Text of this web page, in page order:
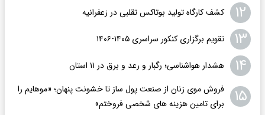
۱۲ کشف کارگاه تولید بوتاکس تقلبی در زعفرانیه
۱۳ تقویم برگزاری کنکور سراسری ۱۴۰۵-۱۴۰۶
۱۴ هشدار هواشناسی؛ رگبار و رعد و برق در ۱۱ استان‌
۱۵
فروش موی زنان از صنعت پول ساز تا خشونت پنهان؛ «موهایم را
برای تامین هزینه های شخصی فروختم»